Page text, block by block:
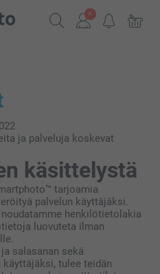
ja palveluja koskevat
käsittelystä
tarjoamia
palvelun käyttäjäksi.
henkilötietolakia
luovuteta ilman
salasanan sekä
tulee teidän